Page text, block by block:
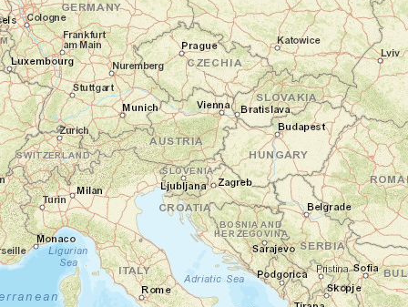
Jour 1
Bienvenue en Namibie !
Windhoek - Okahandja - Parc
national de Waterberg